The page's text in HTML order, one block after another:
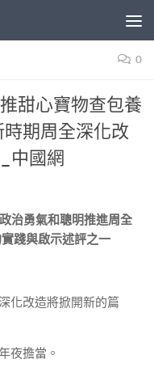
0
甜心寶物查包養
期周全深化改
中國網
治勇氣和聰明推進周全
踐與啟示述評之一
化改造將掀開新的篇
夜擔當。